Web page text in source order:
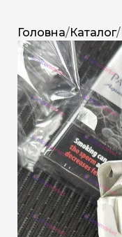
Головна/Каталог/